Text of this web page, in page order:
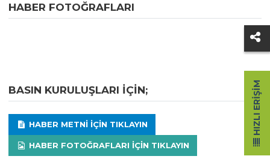
HABER FOTOĞRAFLARI
BASIN KURULUŞLARI IÇIN;
HABER METNI IÇIN TIKLAYIN
HABER FOTOĞRAFLARI IÇIN TIKLAYIN
HIZLI ERIŞIM